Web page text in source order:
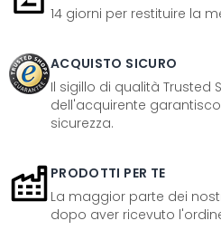
14 giorni per restituire la
ACQUISTO SICURO
Il sigillo di qualità Trusted
dell'acquirente
sicurezza.
PRODOTTI PER TE
La maggior parte dei
dopo aver ricevuto